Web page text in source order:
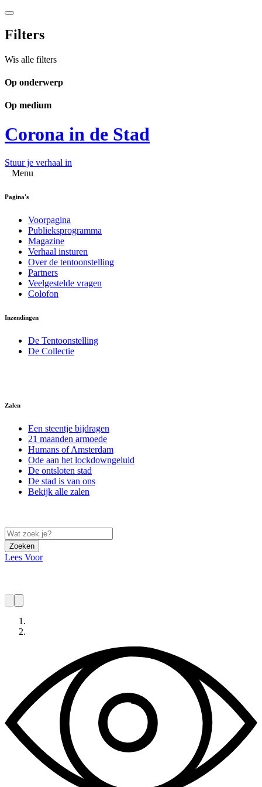
Filters
Wis alle filters
Op onderwerp
Op medium
Corona in de Stad
Stuur je verhaal in
Menu
Pagina's
Voorpagina
Publieksprogramma
Magazine
Verhaal insturen
Over de tentoonstelling
Partners
Veelgestelde vragen
Colofon
Inzendingen
De Tentoonstelling
De Collectie
Zalen
Een steentje bijdragen
21 maanden armoede
Humans of Amsterdam
Ode aan het lockdowngeluid
De ontsloten stad
De stad is van ons
Bekijk alle zalen
Zoeken
Lees Voor